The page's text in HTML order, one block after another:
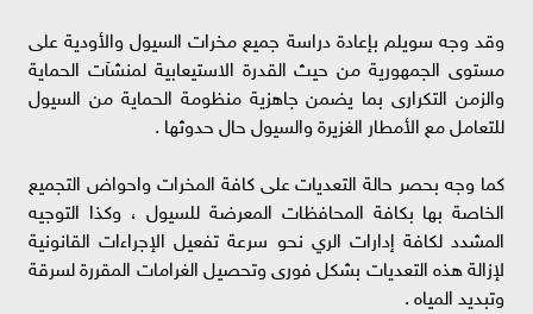
وقد وجه سويلم بإعادة دراسة جميع مخرات السيول والأودية على
مستوى الجمهورية من حيث القدرة الاستيعابية لمنشآت الحماية
والزمن التكرارى بما يضمن جاهزية منظومة الحماية من السيول
للتعامل مع الأمطار الغزيرة والسيول حال حدوثها .
كما وجه بحصر حالة التعديات على كافة المخرات واحواض التجميع
الخاصة بها بكافة المحافظات المعرضة للسيول ، وكذا التوجيه
المشدد لكافة إدارات الري نحو سرعة تفعيل الإجراءات القانونية
لإزالة هذه التعديات بشكل فورى وتحصيل الغرامات المقررة لسرقة
وتبديد المياه .